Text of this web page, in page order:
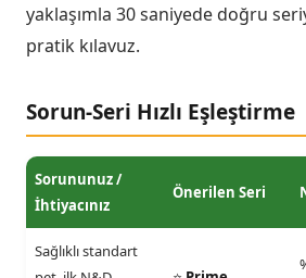
yaklaşımla 30 saniyede doğru
pratik kılavuz.
Sorun-Seri Hızlı Eşleştirme
Sorununuz /
İhtiyacınız
Önerilen Seri
Sağlıklı standart